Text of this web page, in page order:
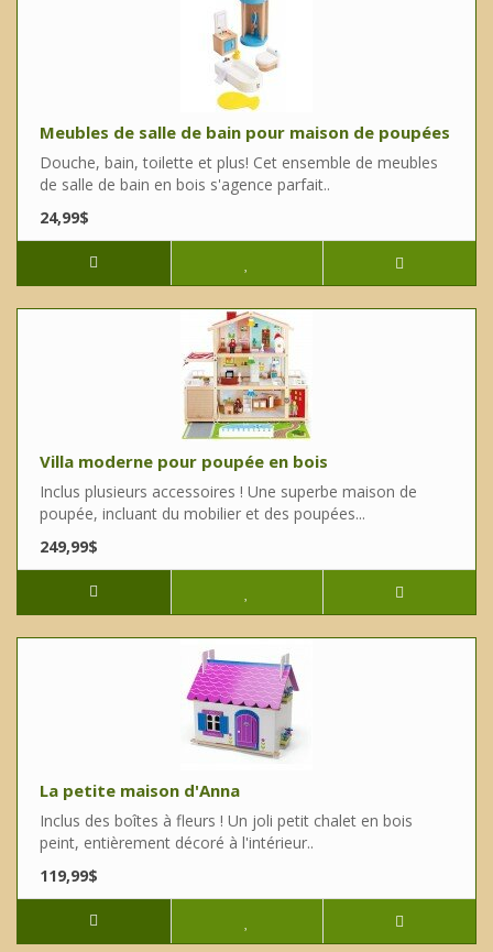
Meubles de salle de bain pour maison de poupées
Douche, bain, toilette et plus! Cet ensemble de meubles
de salle de bain en bois s'agence parfait..
24,99$
Villa moderne pour poupée en bois
Inclus plusieurs accessoires ! Une superbe maison de
poupée, incluant du mobilier et des poupées...
249,99$
La petite maison d'Anna
Inclus des boîtes à fleurs ! Un joli petit chalet en bois
peint, entièrement décoré à l'intérieur..
119,99$